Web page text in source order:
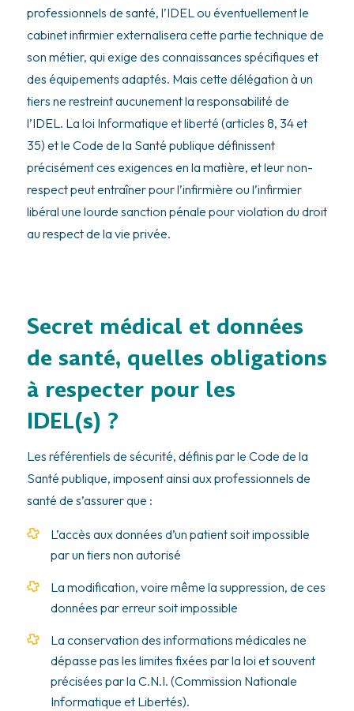
professionnels de santé, l’IDEL ou éventuellement le
cabinet infirmier externalisera cette partie technique de
son métier, qui exige des connaissances spécifiques et
des équipements adaptés. Mais cette délégation à un
tiers ne restreint aucunement la responsabilité de
l’IDEL. La loi Informatique et liberté (articles 8, 34 et
35) et le Code de la Santé publique définissent
précisément ces exigences en la matière, et leur non-
respect peut entraîner pour l’infirmière ou l’infirmier
libéral une lourde sanction pénale pour violation du droit
au respect de la vie privée.
Secret médical et données
de santé, quelles obligations
à respecter pour les
IDEL(s) ?
Les référentiels de sécurité, définis par le Code de la
Santé publique, imposent ainsi aux professionnels de
santé de s’assurer que :
L’accès aux données d’un patient soit impossible
par un tiers non autorisé
La modification, voire même la suppression, de ces
données par erreur soit impossible
La conservation des informations médicales ne
dépasse pas les limites fixées par la loi et souvent
précisées par la C.N.I. (Commission Nationale
Informatique et Libertés).